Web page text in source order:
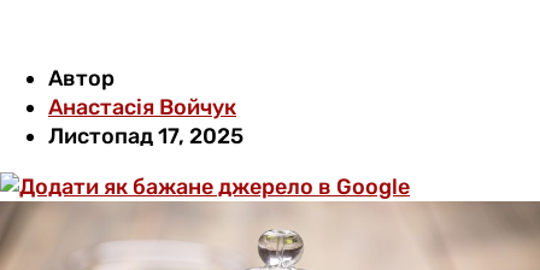
Автор
Анастасія Войчук
Листопад 17, 2025